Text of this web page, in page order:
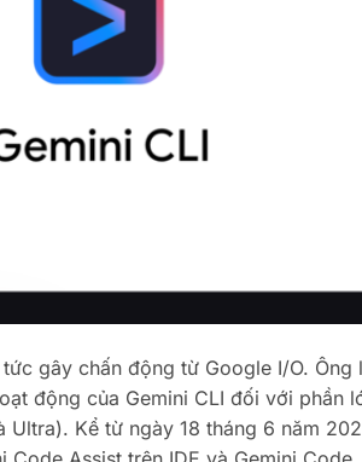
gây chấn động từ Google I/O. Ông
động của Gemini CLI đối với phần
Kể từ ngày 18 tháng 6 năm